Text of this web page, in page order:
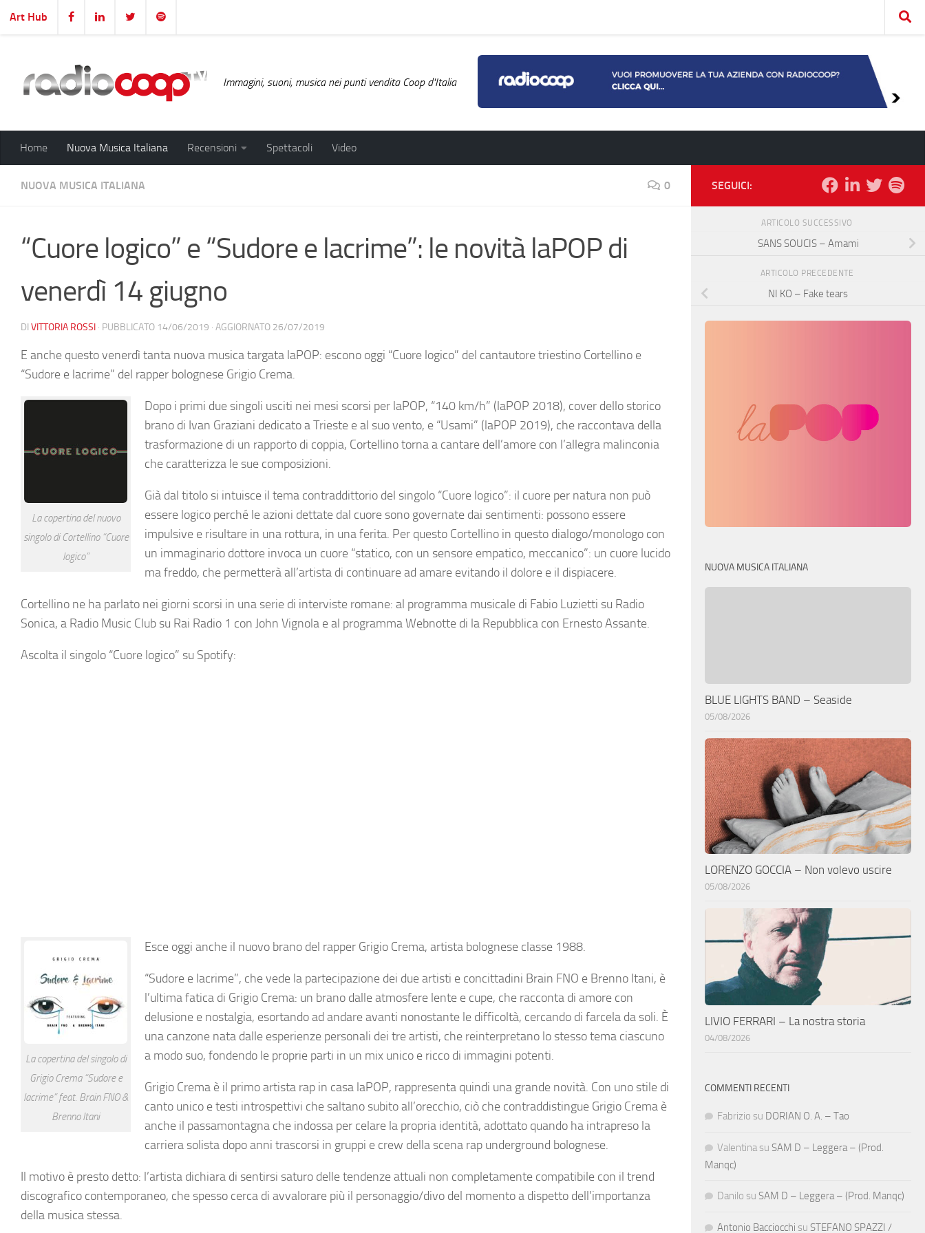
Salta al contenuto
Art Hub
Immagini, suoni, musica nei punti vendita Coop d'Italia
Home Nuova Musica Italiana Recensioni Spettacoli Video
NUOVA MUSICA ITALIANA 0
“Cuore logico” e “Sudore e lacrime”: le novità laPOP di
venerdì 14 giugno
DI VITTORIA ROSSI · PUBBLICATO 14/06/2019 · AGGIORNATO 26/07/2019
E anche questo venerdì tanta nuova musica targata laPOP: escono oggi “Cuore logico” del cantautore triestino Cortellino e
“Sudore e lacrime” del rapper bolognese Grigio Crema.
La copertina del nuovo
singolo di Cortellino “Cuore
logico”
Dopo i primi due singoli usciti nei mesi scorsi per laPOP, “140 km/h” (laPOP 2018), cover dello storico
brano di Ivan Graziani dedicato a Trieste e al suo vento, e “Usami” (laPOP 2019), che raccontava della
trasformazione di un rapporto di coppia, Cortellino torna a cantare dell’amore con l’allegra malinconia
che caratterizza le sue composizioni.
Già dal titolo si intuisce il tema contraddittorio del singolo “Cuore logico”: il cuore per natura non può
essere logico perché le azioni dettate dal cuore sono governate dai sentimenti: possono essere
impulsive e risultare in una rottura, in una ferita. Per questo Cortellino in questo dialogo/monologo con
un immaginario dottore invoca un cuore “statico, con un sensore empatico, meccanico”: un cuore lucido
ma freddo, che permetterà all’artista di continuare ad amare evitando il dolore e il dispiacere.
Cortellino ne ha parlato nei giorni scorsi in una serie di interviste romane: al programma musicale di Fabio Luzietti su Radio
Sonica, a Radio Music Club su Rai Radio 1 con John Vignola e al programma Webnotte di la Repubblica con Ernesto Assante.
Ascolta il singolo “Cuore logico” su Spotify:
La copertina del singolo di
Grigio Crema “Sudore e
lacrime” feat. Brain FNO &
Brenno Itani
Esce oggi anche il nuovo brano del rapper Grigio Crema, artista bolognese classe 1988.
“Sudore e lacrime”, che vede la partecipazione dei due artisti e concittadini Brain FNO e Brenno Itani, è
l’ultima fatica di Grigio Crema: un brano dalle atmosfere lente e cupe, che racconta di amore con
delusione e nostalgia, esortando ad andare avanti nonostante le difficoltà, cercando di farcela da soli. È
una canzone nata dalle esperienze personali dei tre artisti, che reinterpretano lo stesso tema ciascuno
a modo suo, fondendo le proprie parti in un mix unico e ricco di immagini potenti.
Grigio Crema è il primo artista rap in casa laPOP, rappresenta quindi una grande novità. Con uno stile di
canto unico e testi introspettivi che saltano subito all’orecchio, ciò che contraddistingue Grigio Crema è
anche il passamontagna che indossa per celare la propria identità, adottato quando ha intrapreso la
carriera solista dopo anni trascorsi in gruppi e crew della scena rap underground bolognese.
Il motivo è presto detto: l’artista dichiara di sentirsi saturo delle tendenze attuali non completamente compatibile con il trend
discografico contemporaneo, che spesso cerca di avvalorare più il personaggio/divo del momento a dispetto dell’importanza
della musica stessa.
SEGUICI:
ARTICOLO SUCCESSIVO
SANS SOUCIS – Amami
ARTICOLO PRECEDENTE
NI KO – Fake tears
NUOVA MUSICA ITALIANA
BLUE LIGHTS BAND – Seaside
05/08/2026
LORENZO GOCCIA – Non volevo uscire
05/08/2026
LIVIO FERRARI – La nostra storia
04/08/2026
COMMENTI RECENTI
Fabrizio su DORIAN O. A. – Tao
Valentina su SAM D – Leggera – (Prod.
Manqc)
Danilo su SAM D – Leggera – (Prod. Manqc)
Antonio Bacciocchi su STEFANO SPAZZI /